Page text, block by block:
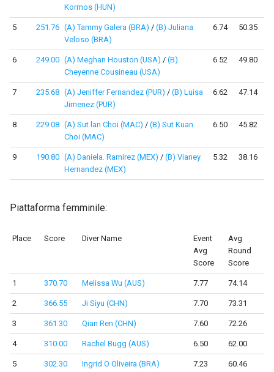
Kormos (HUN)
5 251.76 (A) Tammy Galera (BRA) / (B) Juliana
Veloso (BRA)
6.74 50.35
6 249.00 (A) Meghan Houston (USA) / (B)
Cheyenne Cousineau (USA)
6.52 49.80
7 235.68 (A) Jeniffer Fernandez (PUR) / (B) Luisa
Jimenez (PUR)
6.62 47.14
8 229.08 (A) Sut lan Choi (MAC) / (B) Sut Kuan
Choi (MAC)
6.50 45.82
9 190.80 (A) Daniela. Ramirez (MEX) / (B) Vianey
Hernandez (MEX)
5.32 38.16
Piattaforma femminile:
Place Score Diver Name
Event
Avg
Score
Avg
Round
Score
1 370.70 Melissa Wu (AUS) 7.77 74.14
2 366.55 Ji Siyu (CHN) 7.70 73.31
3 361.30 Qian Ren (CHN) 7.60 72.26
4 310.00 Rachel Bugg (AUS) 6.50 62.00
5 302.30 Ingrid O Oliveira (BRA) 7.23 60.46